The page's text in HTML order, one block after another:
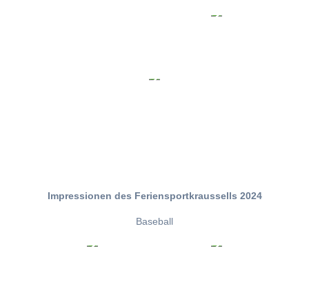
Impressionen des Feriensportkraussells 2024
Baseball